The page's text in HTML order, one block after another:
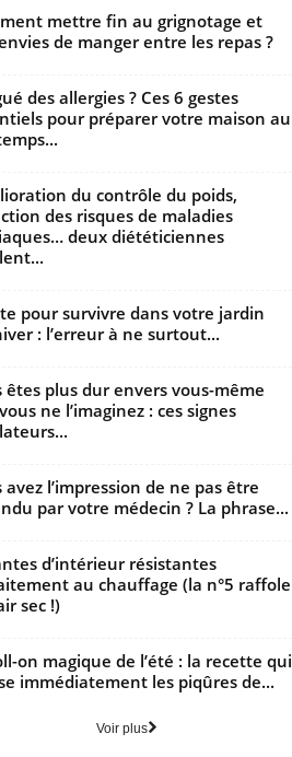
mettre fin au grignotage et
de manger entre les repas ?
des allergies ? Ces 6 gestes
pour préparer votre maison au
du contrôle du poids,
des risques de maladies
deux diététiciennes
pour survivre dans votre jardin
: l’erreur à ne surtout...
êtes plus dur envers vous-même
ne l’imaginez : ces signes
avez l’impression de ne pas être
par votre médecin ? La phrase...
d’intérieur résistantes
au chauffage (la n°5 raffole
sec !)
on magique de l’été : la recette qui
immédiatement les piqûres de...
Voir plus